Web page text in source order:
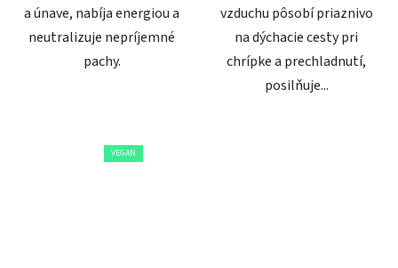
a únave, nabíja energiou a
neutralizuje nepríjemné
pachy.
vzduchu pôsobí priaznivo
na dýchacie cesty pri
chrípke a prechladnutí,
posilňuje...
VEGAN